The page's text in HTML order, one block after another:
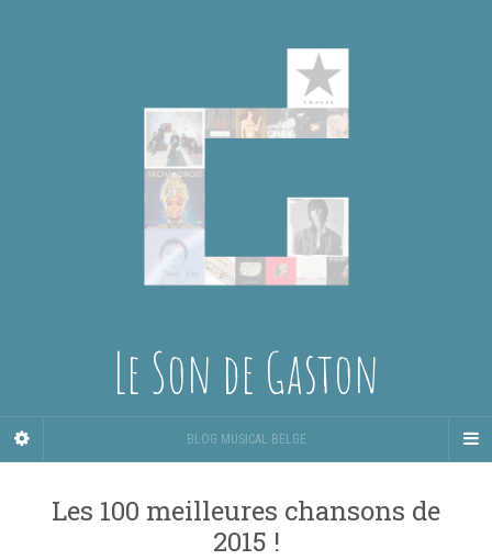
Le Son de Gaston
BLOG MUSICAL BELGE
Les 100 meilleures chansons de
2015 !